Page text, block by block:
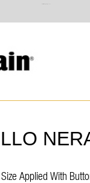
Applied With